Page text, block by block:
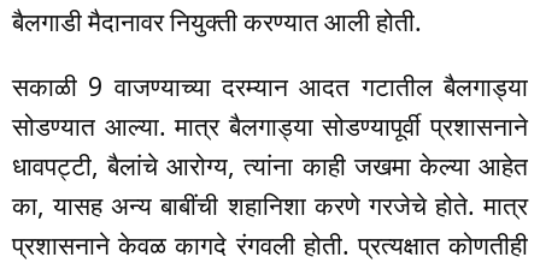
बैलगाडी मैदानावर नियुक्ती करण्यात आली होती.
सकाळी 9 वाजण्याच्या दरम्यान आदत गटातील बैलगाड्या
सोडण्यात आल्या. मात्र बैलगाड्या सोडण्यापूर्वी प्रशासनाने
धावपट्टी, बैलांचे आरोग्य, त्यांना काही जखमा केल्या आहेत
का, यासह अन्य बाबींची शहानिशा करणे गरजेचे होते. मात्र
प्रशासनाने केवळ कागदे रंगवली होती. प्रत्यक्षात कोणतीही